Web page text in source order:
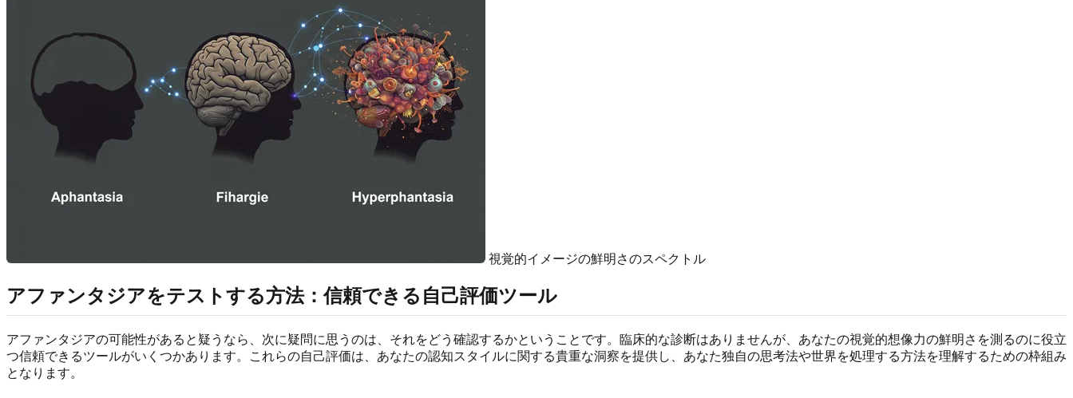
視覚的イメージの鮮明さのスペクトル
アファンタジアをテストする方法：信頼できる自己評価ツール
アファンタジアの可能性があると疑うなら、次に疑問に思うのは、それをどう確認するかということです。臨床的な診断はありませんが、あなたの視覚的想像力の鮮明さを測るのに役立
つ信頼できるツールがいくつかあります。これらの自己評価は、あなたの認知スタイルに関する貴重な洞察を提供し、あなた独自の思考法や世界を処理する方法を理解するための枠組み
となります。